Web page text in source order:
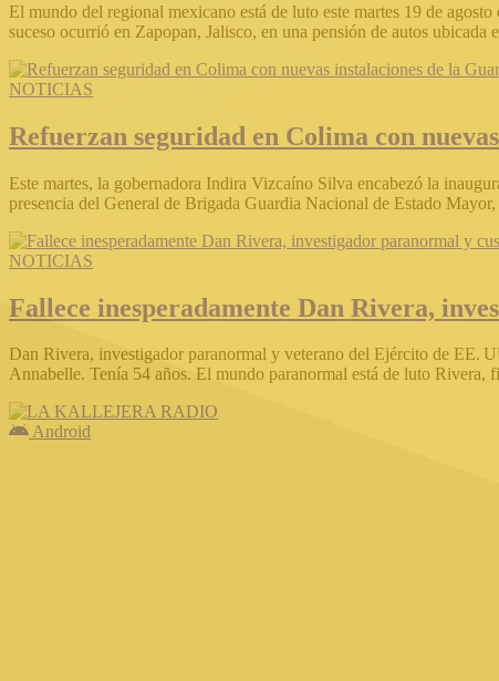
El mundo del regional mexicano está de luto este martes 19 de
suceso ocurrió en Zapopan, Jalisco, en una pensión de autos
NOTICIAS
Refuerzan seguridad en Colima con
Este martes, la gobernadora Indira Vizcaíno Silva encabezó la
presencia del General de Brigada Guardia Nacional de Estado
NOTICIAS
Fallece inesperadamente Dan Rivera,
Dan Rivera, investigador paranormal y veterano del Ejército de EE.
Annabelle. Tenía 54 años. El mundo paranormal está de luto
Android